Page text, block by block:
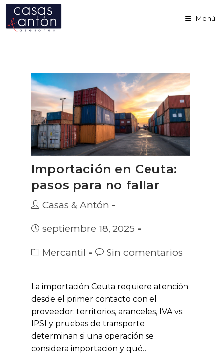
contenido
Menú
Importación en Ceuta:
pasos para no fallar
Autor
la
entrada:
Casas & Antón
Publicación
la
entrada:
septiembre 18, 2025
Categoría
entrada:
Mercantil
Comentarios
entrada:
Sin comentarios
La importación Ceuta requiere atención
desde el primer contacto con el
proveedor: territorios, aranceles, IVA vs.
IPSI y pruebas de transporte
determinan si una operación se
considera importación y qué…